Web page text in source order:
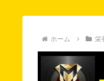
ホーム 栄